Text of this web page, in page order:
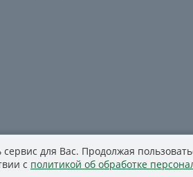
для Вас. Продолжая
с политикой об обработке